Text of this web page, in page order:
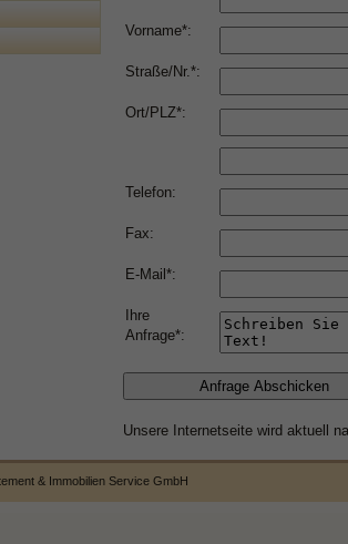
Vorname*:
Straße/Nr.*:
Ort/PLZ*:
Telefon:
Fax:
E-Mail*:
Ihre
Anfrage*:
Unsere Internetseite wird aktuell
& Immobilien Service GmbH